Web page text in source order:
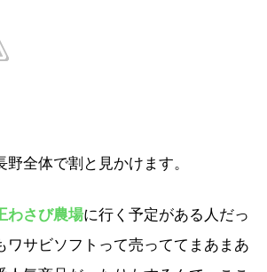
全体で割と見かけます。
わさび農場に行く予定がある人だっ
ワサビソフトって売っててまあまあ